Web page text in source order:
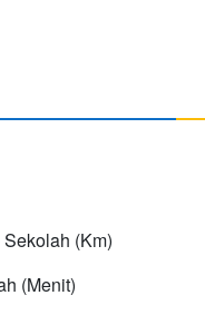
(Km)
(Menit)